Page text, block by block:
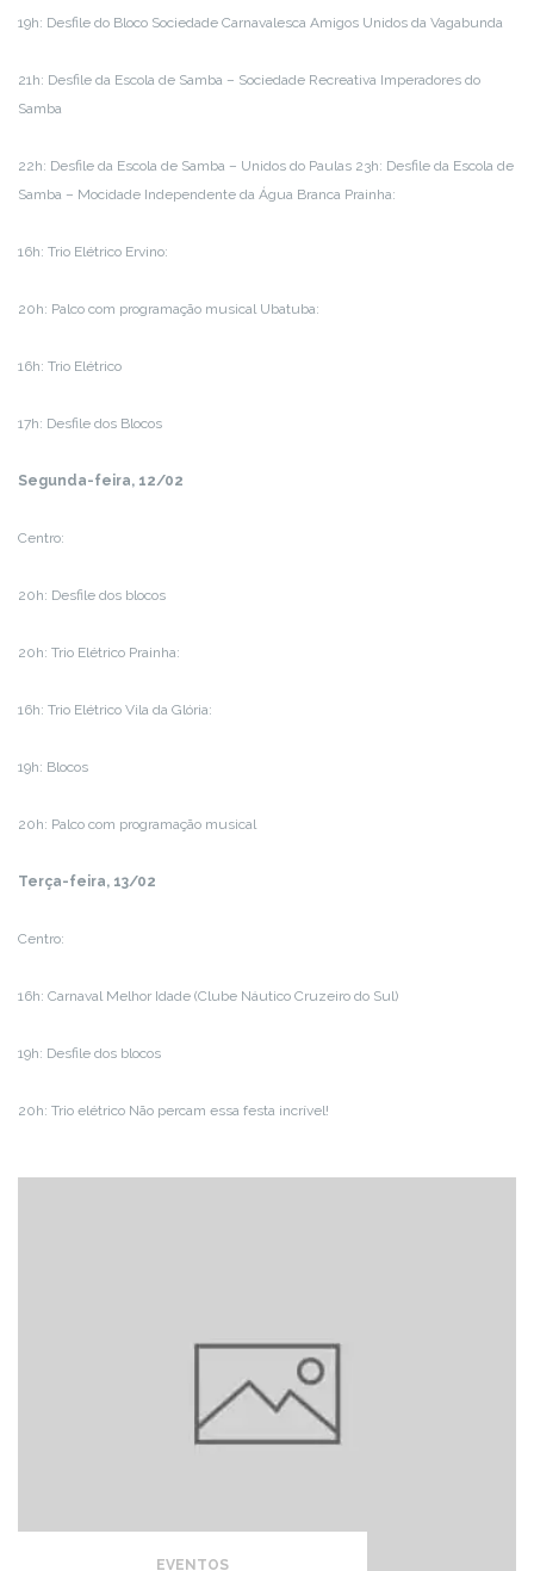
19h: Desfile do Bloco Sociedade Carnavalesca Amigos Unidos da Vagabunda
21h: Desfile da Escola de Samba – Sociedade Recreativa Imperadores do
Samba
22h: Desfile da Escola de Samba – Unidos do Paulas 23h: Desfile da Escola de
Samba – Mocidade Independente da Água Branca Prainha:
16h: Trio Elétrico Ervino:
20h: Palco com programação musical Ubatuba:
16h: Trio Elétrico
17h: Desfile dos Blocos
Segunda-feira, 12/02
Centro:
20h: Desfile dos blocos
20h: Trio Elétrico Prainha:
16h: Trio Elétrico Vila da Glória:
19h: Blocos
20h: Palco com programação musical
Terça-feira, 13/02
Centro:
16h: Carnaval Melhor Idade (Clube Náutico Cruzeiro do Sul)
19h: Desfile dos blocos
20h: Trio elétrico Não percam essa festa incrível!
EVENTOS